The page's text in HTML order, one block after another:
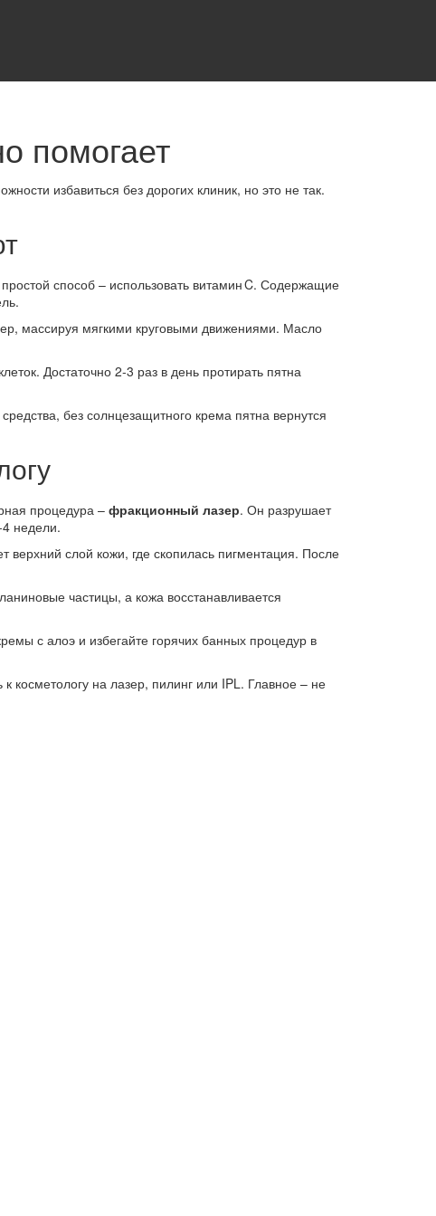
помогает
избавиться без дорогих клиник, но это не так.
способ – использовать витамин C. Содержащие
массируя мягкими круговыми движениями. Масло
Достаточно 2‑3 раз в день протирать пятна
без солнцезащитного крема пятна вернутся
процедура – фракционный лазер. Он разрушает
недели.
верхний слой кожи, где скопилась пигментация. После
частицы, а кожа восстанавливается
с алоэ и избегайте горячих банных процедур в
косметологу на лазер, пилинг или IPL. Главное – не